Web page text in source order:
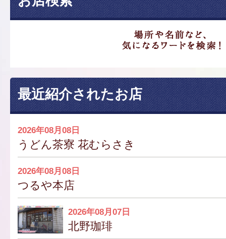
最近紹介されたお店
2026年08月08日
うどん茶寮 花むらさき
2026年08月08日
つるや本店
2026年08月07日
北野珈琲